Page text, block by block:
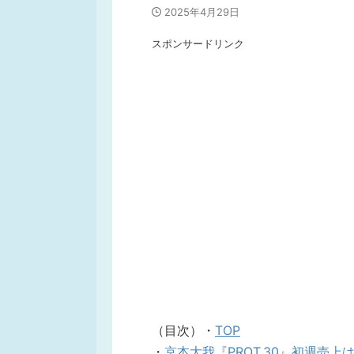
2025年4月29日
スポンサードリンク
（目次）・ TOP